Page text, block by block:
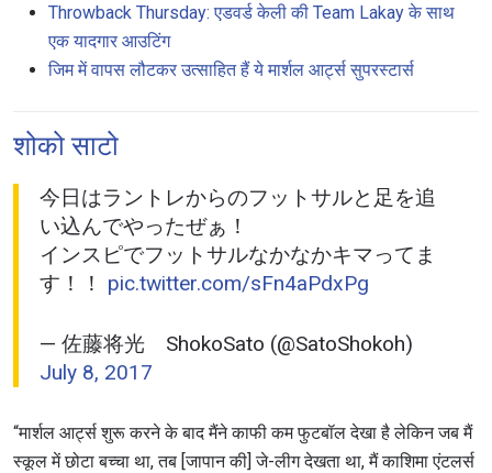
Throwback Thursday: एडवर्ड केली की Team Lakay के साथ
एक यादगार आउटिंग
जिम में वापस लौटकर उत्साहित हैं ये मार्शल आर्ट्स सुपरस्टार्स
शोको साटो
今日はラントレからのフットサルと足を追
い込んでやったぜぁ！
インスピでフットサルなかなかキマってま
す！！ pic.twitter.com/sFn4aPdxPg
— 佐藤将光 ShokoSato (@SatoShokoh)
July 8, 2017
“मार्शल आर्ट्स शुरू करने के बाद मैंने काफी कम फुटबॉल देखा है लेकिन जब मैं
स्कूल में छोटा बच्चा था, तब [जापान की] जे-लीग देखता था, मैं काशिमा एंटलर्स